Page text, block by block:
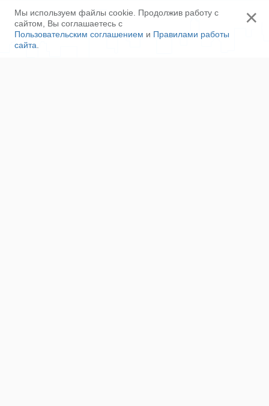
Мы используем файлы cookie. Продолжив работу с
сайтом, Вы соглашаетесь с
Пользовательским соглашением и Правилами работы
сайта
×